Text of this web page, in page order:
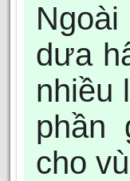
dưa
nhiều
phần
cho